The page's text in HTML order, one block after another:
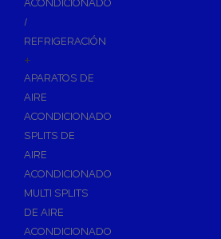
Asientos y Tapas de WC
Lavabos
Urinarios
Bidés
Vertederos Baño
Sanitarios Suspendidos
Placas de Accionamiento para
ACONDICIONADO
/
REFRIGERACIÓN
+
APARATOS DE
AIRE
ACONDICIONADO
SPLITS DE
AIRE
ACONDICIONADO
MULTI SPLITS
DE AIRE
ACONDICIONADO